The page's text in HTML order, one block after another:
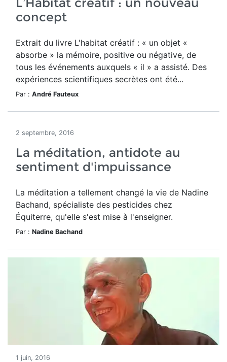
concept
Extrait du livre L'habitat créatif : « un objet «
absorbe » la mémoire, positive ou négative, de
tous les événements auxquels « il » a assisté. Des
expériences scientifiques secrètes ont été...
Par : André Fauteux
2 septembre, 2016
La méditation, antidote au
sentiment d'impuissance
La méditation a tellement changé la vie de Nadine
Bachand, spécialiste des pesticides chez
Équiterre, qu'elle s'est mise à l'enseigner.
Par : Nadine Bachand
1 juin, 2016